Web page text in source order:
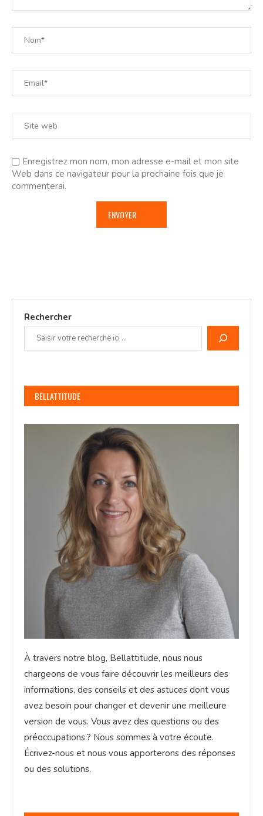
Enregistrez mon nom, mon adresse e-mail et mon site
Web dans ce navigateur pour la prochaine fois que je
commenterai.
Rechercher
BELLATTITUDE
À travers notre blog, Bellattitude, nous nous
chargeons de vous faire découvrir les meilleurs des
informations, des conseils et des astuces dont vous
avez besoin pour changer et devenir une meilleure
version de vous. Vous avez des questions ou des
préoccupations ? Nous sommes à votre écoute.
Écrivez-nous et nous vous apporterons des réponses
ou des solutions.